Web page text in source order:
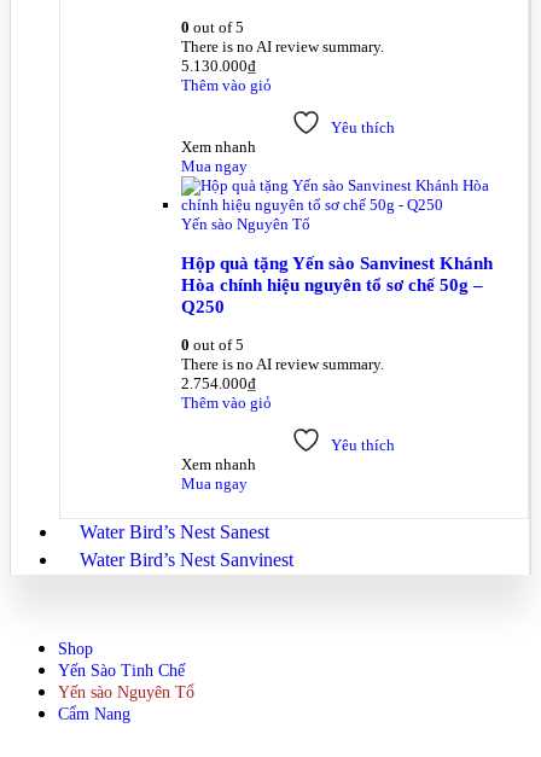
0 out of 5
There is no AI review summary.
5.130.000₫
Thêm vào giỏ
Yêu thích
Xem nhanh
Mua ngay
Yến sào Nguyên Tổ
Hộp quà tặng Yến sào Sanvinest Khánh
Hòa chính hiệu nguyên tổ sơ chế 50g –
Q250
0 out of 5
There is no AI review summary.
2.754.000₫
Thêm vào giỏ
Yêu thích
Xem nhanh
Mua ngay
Water Bird’s Nest Sanest
Water Bird’s Nest Sanvinest
Shop
Yến Sào Tinh Chế
Yến sào Nguyên Tổ
Cẩm Nang